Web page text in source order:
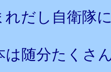
れだし自衛隊
は随分たくさ